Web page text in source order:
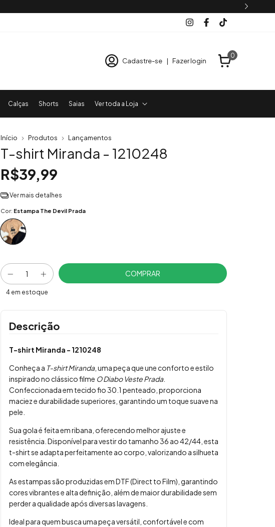
Cadastre-se | Fazer login
0
Calças Shorts Saias Ver toda a Loja
Início Produtos Lançamentos
T-shirt Miranda - 1210248
R$39,99
Ver mais detalhes
Cor: Estampa The Devil Prada
4 em estoque
Descrição
T-shirt Miranda - 1210248
Conheça a T-shirt Miranda, uma peça que une conforto e estilo
inspirado no clássico filme O Diabo Veste Prada.
Confeccionada em tecido fio 30.1 penteado, proporciona
maciez e durabilidade superiores, garantindo um toque suave na
pele.
Sua gola é feita em ribana, oferecendo melhor ajuste e
resistência. Disponível para vestir do tamanho 36 ao 42/44, esta
t-shirt se adapta perfeitamente ao corpo, valorizando a silhueta
com elegância.
As estampas são produzidas em DTF (Direct to Film), garantindo
cores vibrantes e alta definição, além de maior durabilidade sem
perder a qualidade após diversas lavagens.
Ideal para quem busca uma peça versátil, confortável e com